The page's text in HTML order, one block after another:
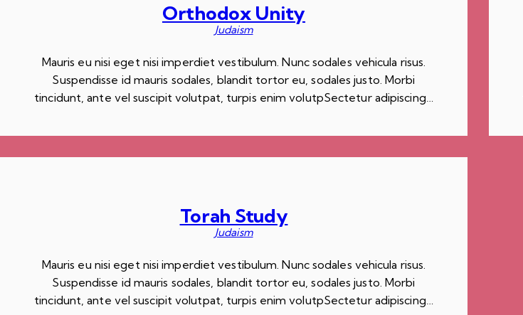
Orthodox Unity
Judaism
Mauris eu nisi eget nisi imperdiet vestibulum. Nunc sodales vehicula risus.
Suspendisse id mauris sodales, blandit tortor eu, sodales justo. Morbi
tincidunt, ante vel suscipit volutpat, turpis enim volutpSectetur adipiscing…
Torah Study
Judaism
Mauris eu nisi eget nisi imperdiet vestibulum. Nunc sodales vehicula risus.
Suspendisse id mauris sodales, blandit tortor eu, sodales justo. Morbi
tincidunt, ante vel suscipit volutpat, turpis enim volutpSectetur adipiscing…